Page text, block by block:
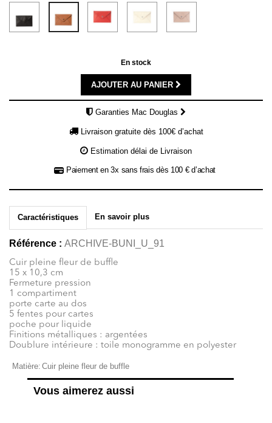
En stock
AJOUTER AU PANIER
Garanties Mac Douglas
Livraison gratuite dès 100€ d’achat
Estimation délai de Livraison
Paiement en 3x sans frais dès 100 € d’achat
Caractéristiques En savoir plus
Référence : ARCHIVE-BUNI_U_91
Cuir pleine fleur de buffle
15 x 10,3 cm
Fermeture pression
1 compartiment
porte carte au dos
5 fentes pour cartes
poche pour liquide
Finitions métalliques : argentées
Doublure intérieure : toile monogramme en polyester
Matière: Cuir pleine fleur de buffle
Vous aimerez aussi